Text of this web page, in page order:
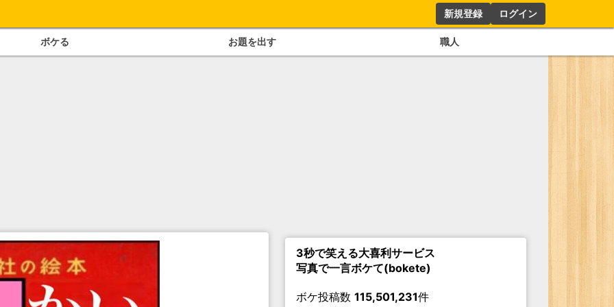
新規登録 ログイン
ボケる お題を出す 職人
3秒で笑える大喜利サービス
写真で一言ボケて(bokete)
ボケ投稿数 115,501,231件